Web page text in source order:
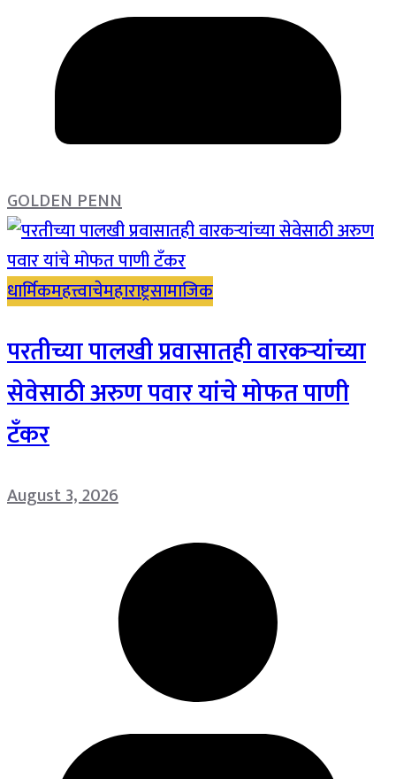
GOLDEN PENN
धार्मिकमहत्त्वाचेमहाराष्ट्रसामाजिक
परतीच्या पालखी प्रवासातही वारकऱ्यांच्या
सेवेसाठी अरुण पवार यांचे मोफत पाणी
टँकर
August 3, 2026